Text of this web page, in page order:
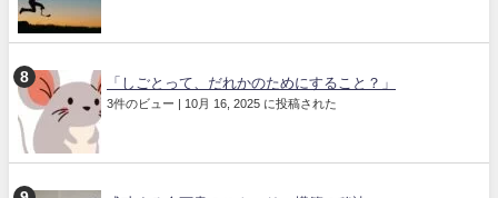
「しごとって、だれかのためにすること？」
3件のビュー 10月 16, 2025 に投稿された